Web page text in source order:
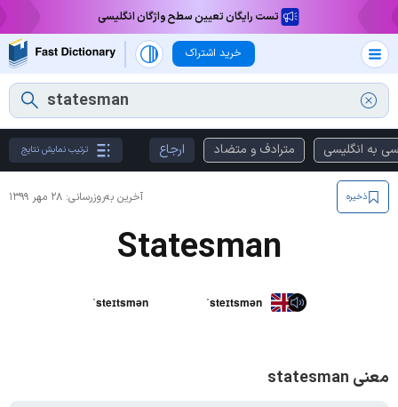
تست رایگان تعیین سطح واژگان انگلیسی
خرید اشتراک
به انگلیسی مترادف و متضاد ارجاع ترتیب نمایش نتایج
آخرین به‌روزرسانی: ۲۸ مهر ۱۳۹۹ ذخیره
Statesman
ˈsteɪtsmən ˈsteɪtsmən
معنی statesman